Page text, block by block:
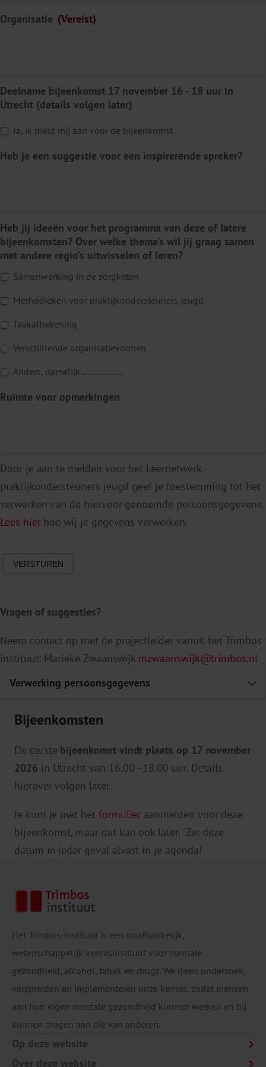
V
t
)
Organisatie (Vereist)
Deelname bijeenkomst 17 november 16 - 18 uur in
Utrecht (details volgen later)
Ja, ik meld mij aan voor de bijeenkomst
Heb je een suggestie voor een inspirerende spreker?
Heb jij ideeën voor het programma van deze of latere
bijeenkomsten? Over welke thema’s wil jij graag samen
met andere regio’s uitwisselen of leren?
Samenwerking in de zorgketen
Methodieken voor praktijkondersteuners jeugd
Taakafbakening
Verschillende organisatievormen
Anders, namelijk……………..
Ruimte voor opmerkingen
Door je aan te melden voor het Leernetwerk
praktijkondersteuners jeugd geef je toestemming tot het
verwerken van de hiervoor genoemde persoonsgegevens.
Lees hier hoe wij je gegevens verwerken.
VERSTUREN
Vragen of suggesties?
Neem contact op met de projectleider vanuit het Trimbos-
instituut: Marieke Zwaanswijk mzwaanswijk@trimbos.nl
Verwerking persoonsgegevens
Verantwoordelijke(n)
Te verzamelen gegevens
Bewaartermijn
Bijeenkomsten
De eerste bijeenkomst vindt plaats op 17 november
2026 in Utrecht van 16.00 - 18.00 uur. Details
hierover volgen later.
Je kunt je met het formulier aanmelden voor deze
bijeenkomst, maar dat kan ook later. Zet deze
datum in ieder geval alvast in je agenda!
Het Trimbos-instituut is een onafhankelijk,
wetenschappelijk kennisinstituut voor mentale
gezondheid, alcohol, tabak en drugs. We doen onderzoek,
verspreiden en implementeren onze kennis, zodat mensen
aan hun eigen mentale gezondheid kunnen werken en bij
kunnen dragen aan die van anderen.
Op deze website
Over deze website